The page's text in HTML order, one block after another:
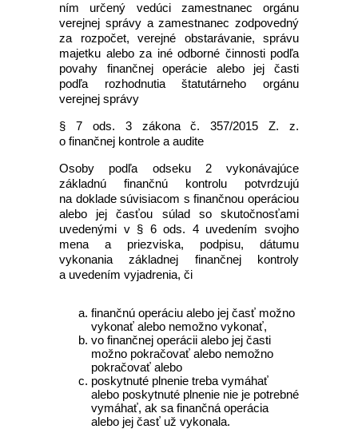
ním určený vedúci zamestnanec orgánu
verejnej správy a zamestnanec zodpovedný
za rozpočet, verejné obstarávanie, správu
majetku alebo za iné odborné činnosti podľa
povahy finančnej operácie alebo jej časti
podľa rozhodnutia štatutárneho orgánu
verejnej správy
§ 7 ods. 3 zákona č. 357/2015 Z. z.
o finančnej kontrole a audite
Osoby podľa odseku 2 vykonávajúce
základnú finančnú kontrolu potvrdzujú
na doklade súvisiacom s finančnou operáciou
alebo jej časťou súlad so skutočnosťami
uvedenými v § 6 ods. 4 uvedením svojho
mena a priezviska, podpisu, dátumu
vykonania základnej finančnej kontroly
a uvedením vyjadrenia, či
finančnú operáciu alebo jej časť možno
vykonať alebo nemožno vykonať,
vo finančnej operácii alebo jej časti
možno pokračovať alebo nemožno
pokračovať alebo
poskytnuté plnenie treba vymáhať
alebo poskytnuté plnenie nie je potrebné
vymáhať, ak sa finančná operácia
alebo jej časť už vykonala.